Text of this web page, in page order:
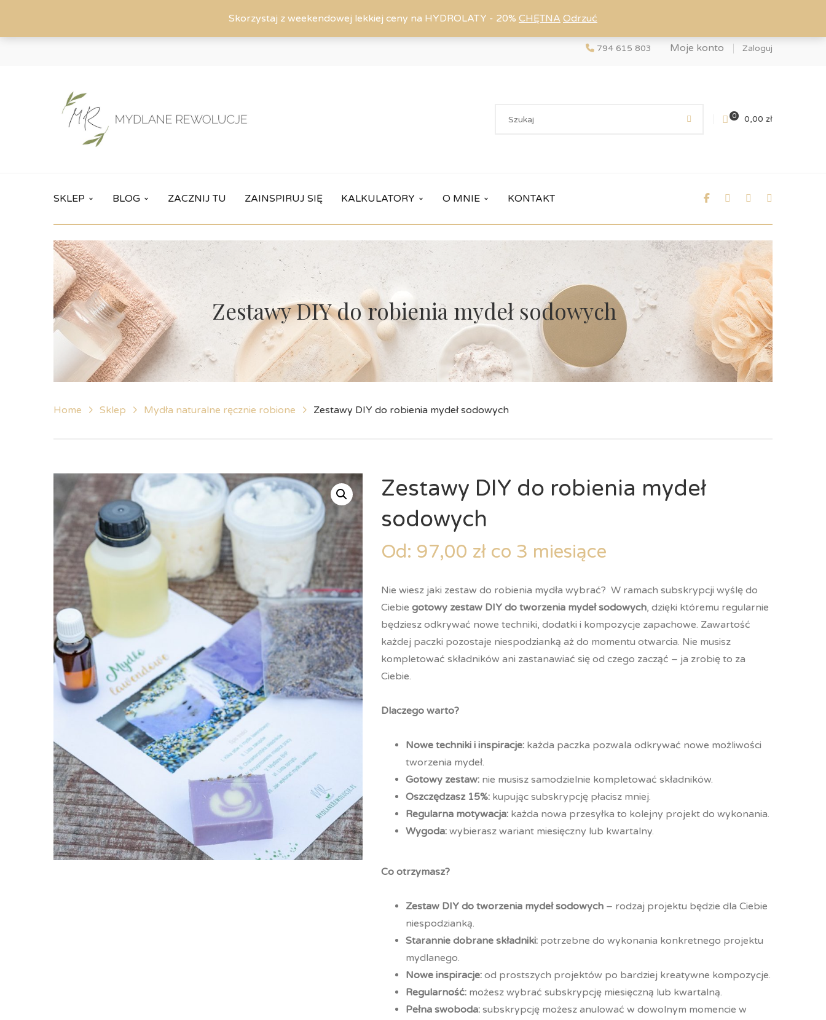
Skorzystaj z weekendowej lekkiej ceny na HYDROLATY - 20% CHĘTNA Odrzuć
794 615 803 Moje konto Zaloguj
0 0,00 zł
SKLEP BLOG ZACZNIJ TU ZAINSPIRUJ SIĘ KALKULATORY O MNIE KONTAKT
Zestawy DIY do robienia mydeł sodowych
Home Sklep Mydła naturalne ręcznie robione Zestawy DIY do robienia mydeł sodowych
Zestawy DIY do robienia mydeł
sodowych
Od: 97,00 zł co 3 miesiące
Nie wiesz jaki zestaw do robienia mydła wybrać? W ramach subskrypcji wyślę do
Ciebiegotowy zestaw DIY do tworzenia mydeł sodowych, dzięki któremu regularnie
będziesz odkrywać nowe techniki, dodatki i kompozycje zapachowe. Zawartość
każdej paczki pozostaje niespodzianką aż do momentu otwarcia. Nie musisz
kompletować składników ani zastanawiać się od czego zacząć – ja zrobię to za
Ciebie.
Dlaczego warto?
Nowe techniki i inspiracje: każda paczka pozwala odkrywać nowe możliwości
tworzenia mydeł.
Gotowy zestaw: nie musisz samodzielnie kompletować składników.
Oszczędzasz 15%: kupując subskrypcję płacisz mniej.
Regularna motywacja: każda nowa przesyłka to kolejny projekt do wykonania.
Wygoda: wybierasz wariant miesięczny lub kwartalny.
Co otrzymasz?
Zestaw DIY do tworzenia mydeł sodowych – rodzaj projektu będzie dla Ciebie
niespodzianką.
Starannie dobrane składniki: potrzebne do wykonania konkretnego projektu
mydlanego.
Nowe inspiracje: od prostszych projektów po bardziej kreatywne kompozycje.
Regularność: możesz wybrać subskrypcję miesięczną lub kwartalną.
Pełna swoboda: subskrypcję możesz anulować w dowolnym momencie w